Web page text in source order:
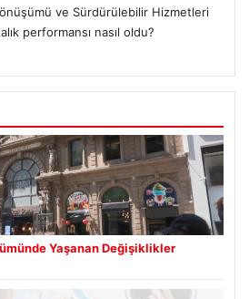
ve Sürdürülebilir Hizmetleri
performansı nasıl oldu?
Yaşanan Değişiklikler